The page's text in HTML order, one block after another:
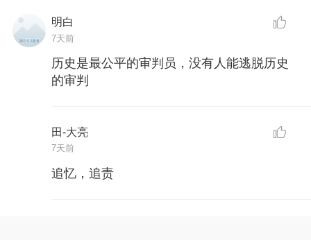
明白
7天前
历史是最公平的审判员，没有人能逃脱历史
的审判
田-大亮
7天前
追忆，追责